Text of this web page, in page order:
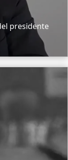
presidente